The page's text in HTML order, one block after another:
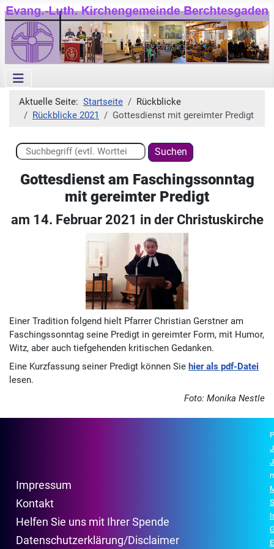
Aktuelle Seite: Startseite
Rückblicke
Rückblicke 2021
Gottesdienst mit gereimter Predigt
Suchen ...
Suchen
Gottesdienst am Faschingssonntag
mit gereimter Predigt
am 14. Februar 2021 in der Christuskirche
Einer Tradition folgend hielt Pfarrer Christian Gerstner am
Faschingssonntag seine Predigt in gereimter Form, mit Humor,
Witz, aber auch tiefgehenden kritischen Gedanken.
Eine Kurzfassung seiner Predigt können Sie hier als pdf-Datei
lesen.
Foto: Monika Nestle
Impressum
Kontakt
Helfen Sie uns mit Ihrer Spende
Datenschutzerklärung/Disclaimer